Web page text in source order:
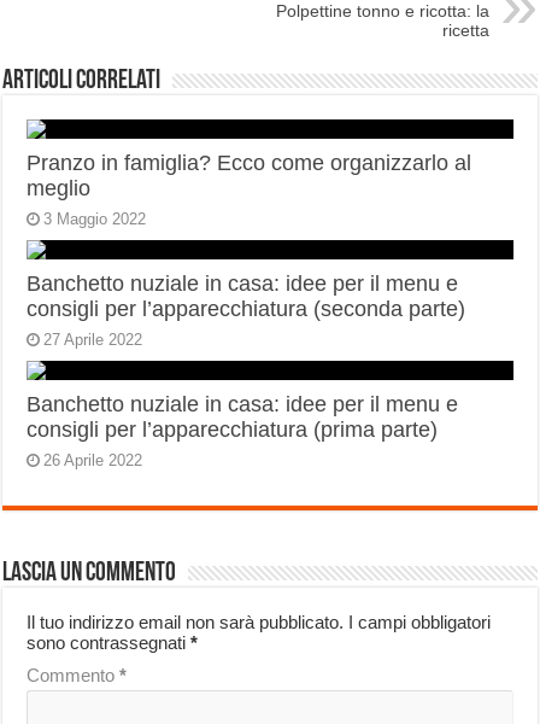
Polpettine tonno e ricotta: la
ricetta
Articoli correlati
Pranzo in famiglia? Ecco come organizzarlo al
meglio
3 Maggio 2022
Banchetto nuziale in casa: idee per il menu e
consigli per l’apparecchiatura (seconda parte)
27 Aprile 2022
Banchetto nuziale in casa: idee per il menu e
consigli per l’apparecchiatura (prima parte)
26 Aprile 2022
Lascia un commento
Il tuo indirizzo email non sarà pubblicato. I campi obbligatori
sono contrassegnati*
Commento*